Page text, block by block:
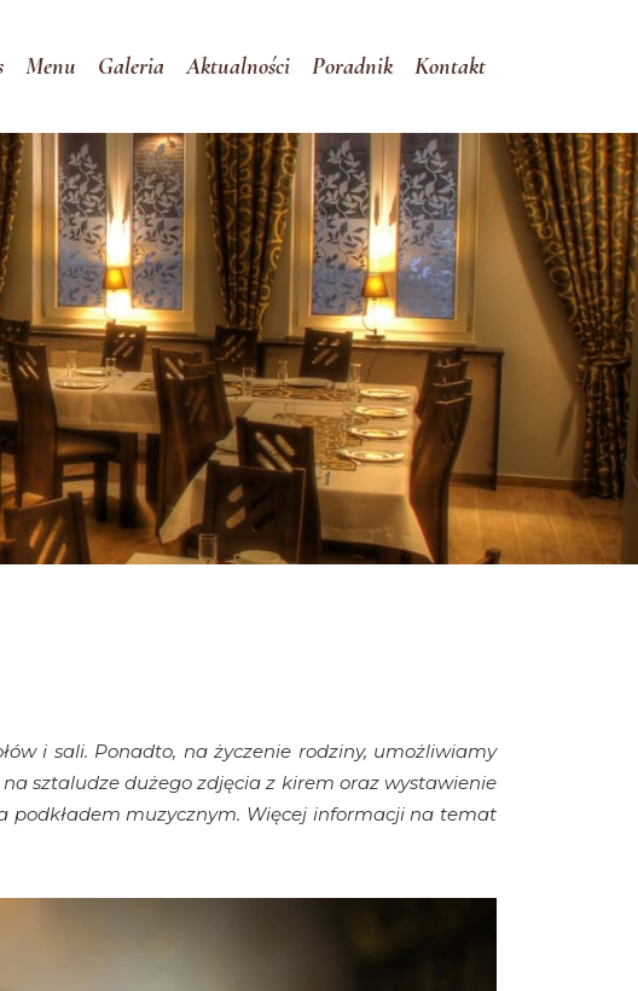
Menu Galeria Aktualności Poradnik Kontakt
i sali. Ponadto, na życzenie rodziny, umożliwiamy
sztaludze dużego zdjęcia z kirem oraz wystawienie
podkładem muzycznym. Więcej informacji na temat